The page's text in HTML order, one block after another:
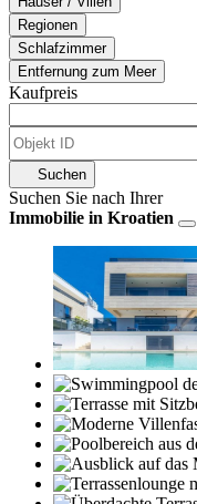
Regionen
Schlafzimmer
Entfernung zum Meer
Kaufpreis
Suchen
Suchen Sie nach Ihrer
Immobilie in Kroatien